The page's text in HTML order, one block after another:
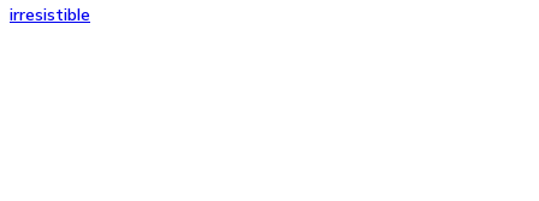
irresistible